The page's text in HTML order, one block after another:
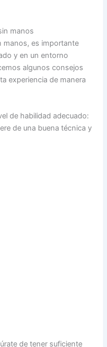
manos
manos, es importante
y en un entorno
algunos consejos
experiencia de manera
de habilidad adecuado:
de una buena técnica y
de tener suficiente